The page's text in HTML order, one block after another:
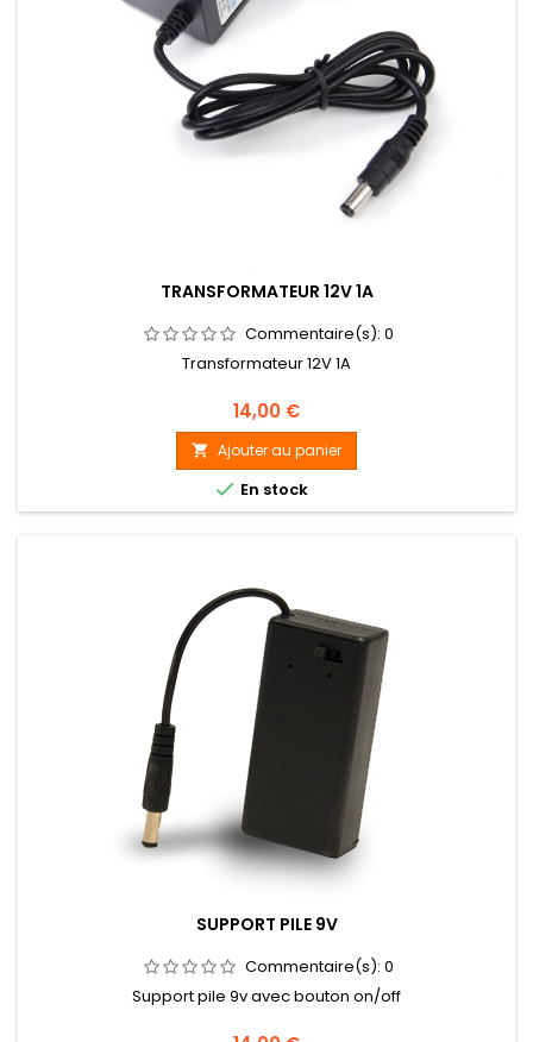
TRANSFORMATEUR 12V 1A
Commentaire(s): 0
Transformateur 12V 1A
Prix
14,00 €
 Ajouter au panier
 En stock
SUPPORT PILE 9V
Commentaire(s): 0
Support pile 9v avec bouton on/off